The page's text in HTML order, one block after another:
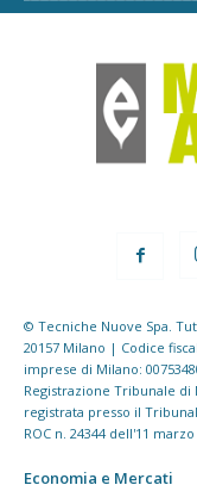
© Tecniche Nuove Spa.
20157 Milano | Codice
imprese di Milano:
Registrazione Tribunale di
registrata presso il
ROC n. 24344 dell'11 marzo
Economia e Mercati